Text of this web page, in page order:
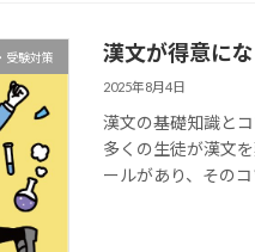
受験対策 漢文が得意に
2025年8月4日
漢文の基礎知識と
多くの生徒が漢文
ールがあり、その